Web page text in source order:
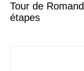
Tour de
étapes